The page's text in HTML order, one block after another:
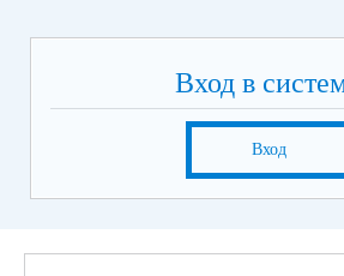
Вход в
Вход